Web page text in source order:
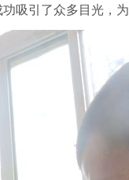
吸引了众多目光，